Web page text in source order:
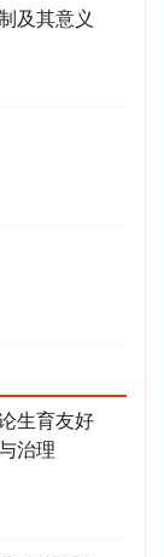
及其意义
生育友好
治理